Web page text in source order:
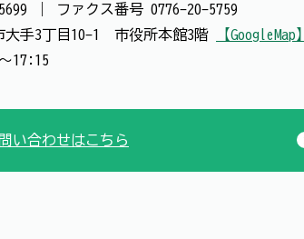
ファクス番号 0776-20-5759
大手3丁目10-1 市役所本館3階
【GoogleMap】
17:15
い合わせはこちら